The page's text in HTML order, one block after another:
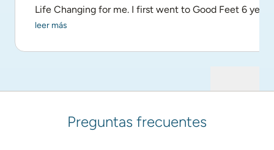
Life Changing for me. I first went to Good Feet 6
leer más
Preguntas frecuentes